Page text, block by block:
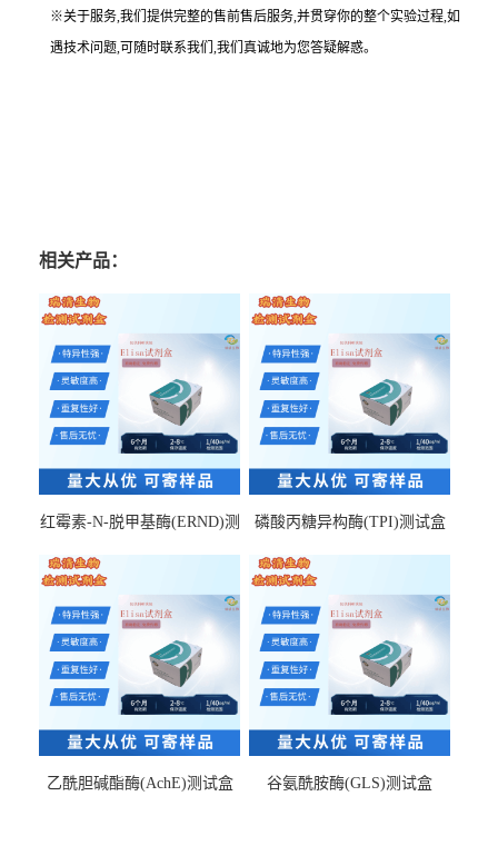
※关于服务,我们提供完整的售前售后服务,并贯穿你的整个实验过程,如
遇技术问题,可随时联系我们,我们真诚地为您答疑解惑。
相关产品：
红霉素-N-脱甲基酶(ERND)测
磷酸丙糖异构酶(TPI)测试盒
乙酰胆碱酯酶(AchE)测试盒 谷氨酰胺酶(GLS)测试盒